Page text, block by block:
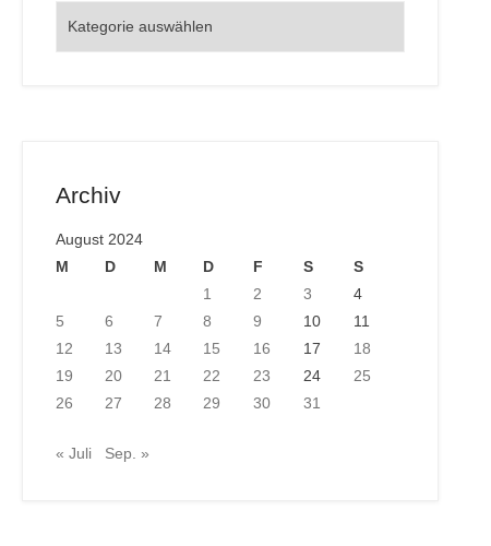
Archiv
August 2024
M
D M D F S
S
1
2 3
4
5
6 7 8 9 10
11
12
13 14 15 16 17
18
19
20 21 22 23 24
25
26
27 28 29 30 31
« Juli Sep. »